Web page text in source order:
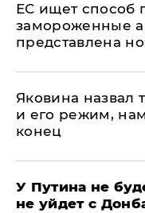
ЕС ищет способ
замороженные
представлена
Яковина назвал
и его режим,
конец
У Путина не
не уйдет с